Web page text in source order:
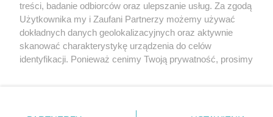
Partnerzy
Praca Szczecin
treści, badanie odbiorców oraz ulepszanie usług. Za zgodą
Użytkownika my i Zaufani Partnerzy możemy używać
dokładnych danych geolokalizacyjnych oraz aktywnie
skanować charakterystykę urządzenia do celów
identyfikacji. Ponieważ cenimy Twoją prywatność, prosimy
prywatności znajdujący się w lewym dolnym rogu strony